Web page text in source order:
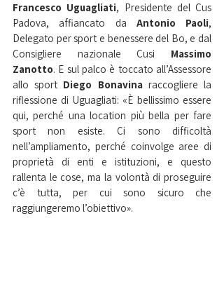
Francesco Uguagliati, Presidente del Cus
Padova, affiancato da Antonio Paoli,
Delegato per sport e benessere del Bo, e dal
Consigliere nazionale Cusi Massimo
Zanotto. E sul palco è toccato all’Assessore
allo sport Diego Bonavina raccogliere la
riflessione di Uguagliati: «È bellissimo essere
qui, perché una location più bella per fare
sport non esiste. Ci sono difficoltà
nell’ampliamento, perché coinvolge aree di
proprietà di enti e istituzioni, e questo
rallenta le cose, ma la volontà di proseguire
c’è tutta, per cui sono sicuro che
raggiungeremo l’obiettivo».